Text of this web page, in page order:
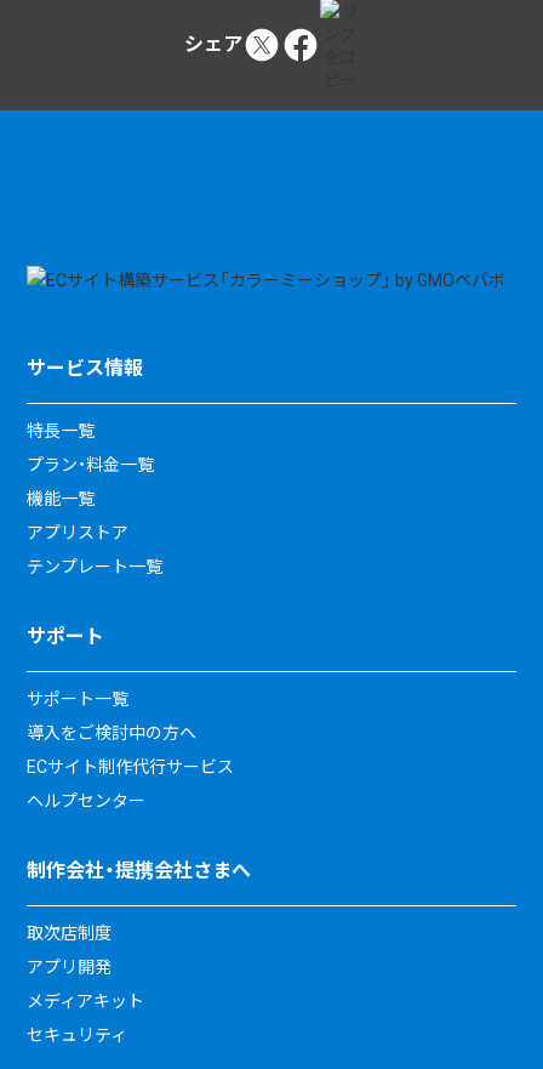
シェア
サービス情報
特長一覧
プラン・料金一覧
機能一覧
アプリストア
テンプレート一覧
サポート
サポート一覧
導入をご検討中の方へ
ECサイト制作代行サービス
ヘルプセンター
制作会社・提携会社さまへ
取次店制度
アプリ開発
メディアキット
セキュリティ